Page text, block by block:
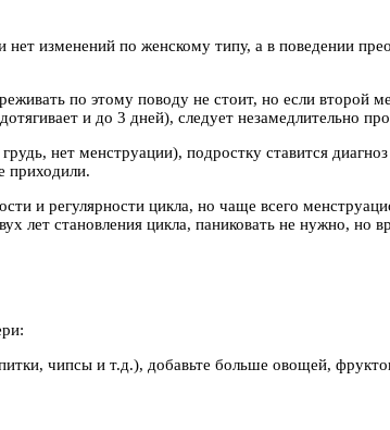
изменений по женскому типу, а в поведении
по этому поводу не стоит, но если второй
и до 3 дней), следует незамедлительно
нет менструации), подростку ставится
приходили.
и регулярности цикла, но чаще всего
становления цикла, паниковать не нужно, но
чипсы и т.д.), добавьте больше овощей,